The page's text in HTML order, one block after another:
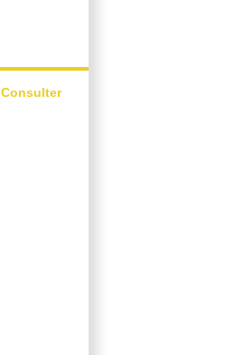
Consulter